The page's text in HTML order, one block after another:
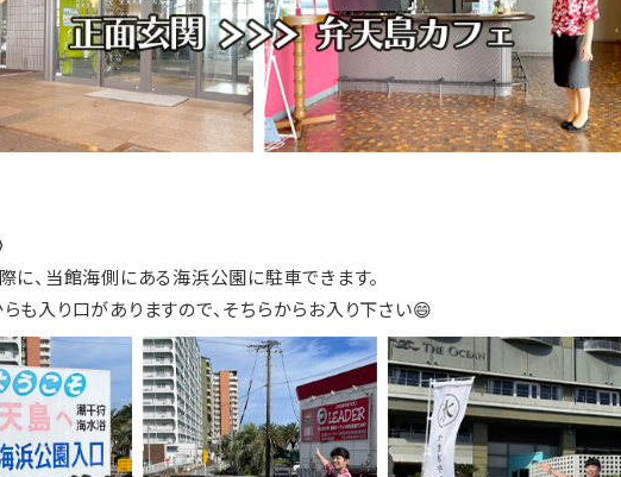
に、当館海側にある海浜公園に駐車できます。
も入り口がありますので、そちらからお入り下さい😄